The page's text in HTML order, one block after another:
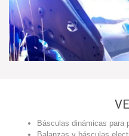
Básculas dinámicas para